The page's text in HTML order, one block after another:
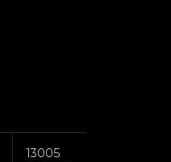
13005